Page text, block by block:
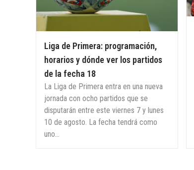
Liga de Primera: programación,
horarios y dónde ver los partidos
de la fecha 18
La Liga de Primera entra en una nueva
jornada con ocho partidos que se
disputarán entre este viernes 7 y lunes
10 de agosto. La fecha tendrá como
uno...